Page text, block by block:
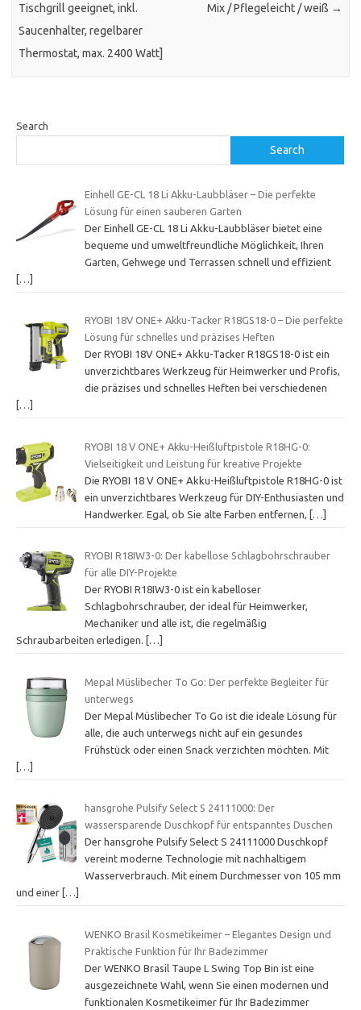
Tischgrill geeignet, inkl.
Saucenhalter, regelbarer
Thermostat, max. 2400 Watt]
Mix / Pflegeleicht / weiß →
Search
Search
Einhell GE-CL 18 Li Akku-Laubbläser – Die perfekte
Lösung für einen sauberen Garten
Der Einhell GE-CL 18 Li Akku-Laubbläser bietet eine
bequeme und umweltfreundliche Möglichkeit, Ihren
Garten, Gehwege und Terrassen schnell und effizient
[…]
RYOBI 18V ONE+ Akku-Tacker R18GS18-0 – Die perfekte
Lösung für schnelles und präzises Heften
Der RYOBI 18V ONE+ Akku-Tacker R18GS18-0 ist ein
unverzichtbares Werkzeug für Heimwerker und Profis,
die präzises und schnelles Heften bei verschiedenen
[…]
RYOBI 18 V ONE+ Akku-Heißluftpistole R18HG-0:
Vielseitigkeit und Leistung für kreative Projekte
Die RYOBI 18 V ONE+ Akku-Heißluftpistole R18HG-0 ist
ein unverzichtbares Werkzeug für DIY-Enthusiasten und
Handwerker. Egal, ob Sie alte Farben entfernen,
[…]
RYOBI R18IW3-0: Der kabellose Schlagbohrschrauber
für alle DIY-Projekte
Der RYOBI R18IW3-0 ist ein kabelloser
Schlagbohrschrauber, der ideal für Heimwerker,
Mechaniker und alle ist, die regelmäßig
Schraubarbeiten erledigen.
[…]
Mepal Müslibecher To Go: Der perfekte Begleiter für
unterwegs
Der Mepal Müslibecher To Go ist die ideale Lösung für
alle, die auch unterwegs nicht auf ein gesundes
Frühstück oder einen Snack verzichten möchten. Mit
[…]
hansgrohe Pulsify Select S 24111000: Der
wassersparende Duschkopf für entspanntes Duschen
Der hansgrohe Pulsify Select S 24111000 Duschkopf
vereint moderne Technologie mit nachhaltigem
Wasserverbrauch. Mit einem Durchmesser von 105 mm
und einer […]
WENKO Brasil Kosmetikeimer – Elegantes Design und
Praktische Funktion für Ihr Badezimmer
Der WENKO Brasil Taupe L Swing Top Bin ist eine
ausgezeichnete Wahl, wenn Sie einen modernen und
funktionalen Kosmetikeimer für Ihr Badezimmer